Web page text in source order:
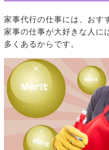
家事代行の仕事には、おす
家事の仕事が大好きな人に
多くあるからです。